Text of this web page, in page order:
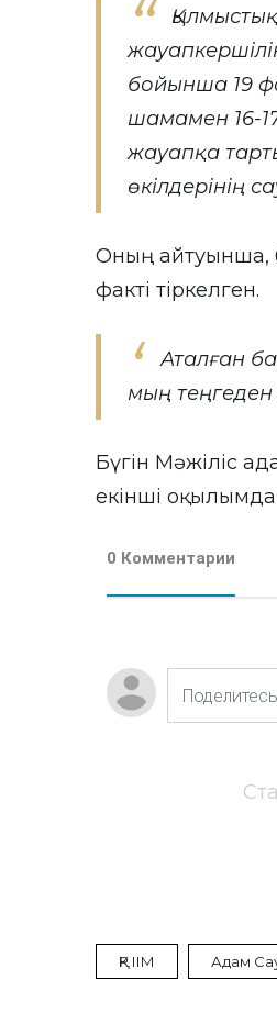
бойынша 19
шамамен 16-
жауапқа
өкілдерінің
Оның айтуынша,
факті тіркелген.
Аталған
мың теңгеден
Бүгін Мәжіліс
екінші
0 Комментарии
ҚР ІІМ Адам